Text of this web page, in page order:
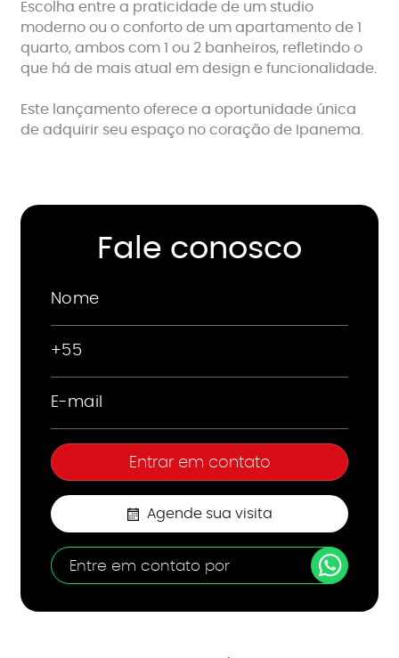
Escolha entre a praticidade de um studio
moderno ou o conforto de um apartamento de 1
quarto, ambos com 1 ou 2 banheiros, refletindo o
que há de mais atual em design e funcionalidade.
Este lançamento oferece a oportunidade única
de adquirir seu espaço no coração de Ipanema.
Fale conosco
Agende sua visita
Entre em contato por